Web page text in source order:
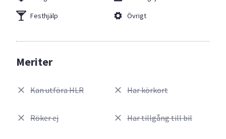
Festhjälp
Övrigt
Meriter
Kan utföra HLR
Röker ej
Har körkort
Har tillgång till bil